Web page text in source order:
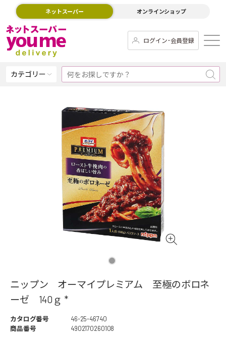
ネットスーパー オンラインショップ
ログイン･会員登録
カテゴリー
ニップン オーマイプレミアム 至極のボロネ
ーゼ 140ｇ *
カタログ番号
46-25-46740
商品番号
4902170260108